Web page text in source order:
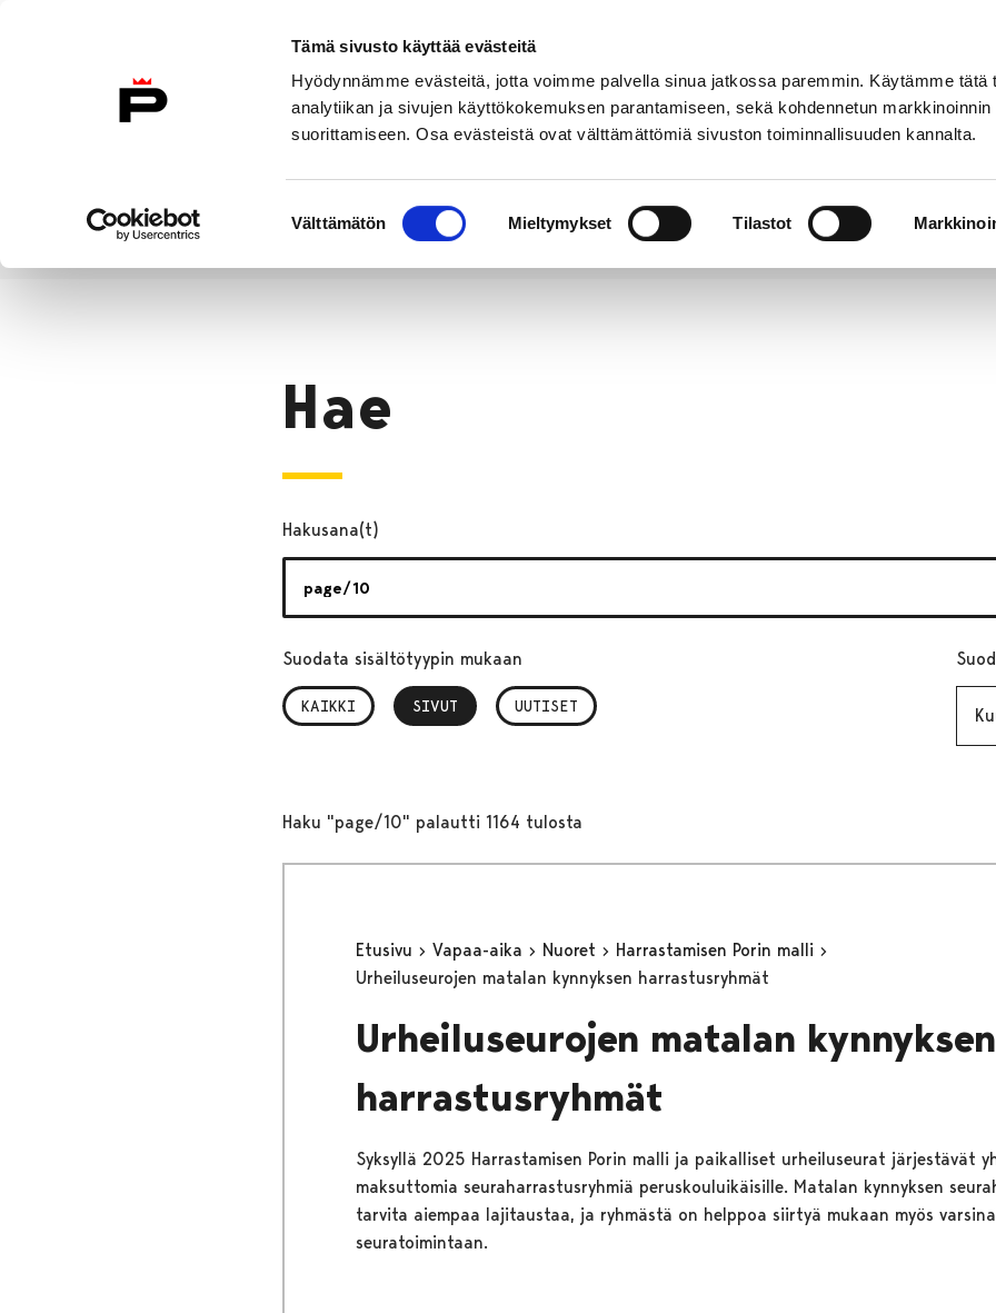
Tämä sivusto käyttää evästeitä
Hyödynnämme evästeitä, jotta voimme palvella sinua jatkossa paremmin. Käytämme tätä
analytiikan ja sivujen käyttökokemuksen parantamiseen, sekä kohdennetun markkinoinnin
suorittamiseen. Osa evästeistä ovat välttämättömiä sivuston toiminnallisuuden kannalta.
valinta
Välttämätön Mieltymykset Tilastot
Etusivulle
Etusivu
Hae
Hakusana(t)
Suodata sisältötyypin mukaan
KAIKKI SIVUT
, VALITTU UUTISET
Haku "page/10" palautti 1164 tulosta
Etusivu Vapaa-aika Nuoret
Harrastamisen Porin malli
Urheiluseurojen matalan kynnyksen harrastusryhmät
Urheiluseurojen matalan kynnyksen
harrastusryhmät
Syksyllä 2025 Harrastamisen Porin malli ja paikalliset urheiluseurat järjestävät
maksuttomia seuraharrastusryhmiä peruskouluikäisille. Matalan kynnyksen
tarvita aiempaa lajitaustaa, ja ryhmästä on helppoa siirtyä mukaan myös
seuratoimintaan.